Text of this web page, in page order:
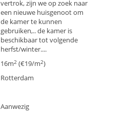
vertrok, zijn we op zoek naar
een nieuwe huisgenoot om
de kamer te kunnen
gebruiken,.. de kamer is
beschikbaar tot volgende
herfst/winter....
16m2 (€19/m2)
Rotterdam
Aanwezig